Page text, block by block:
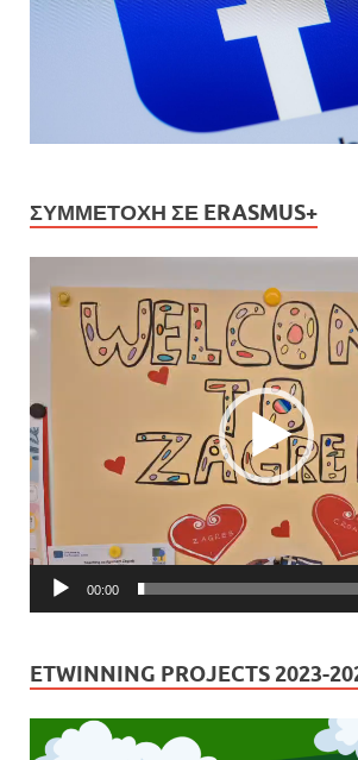
ΣΥΜΜΕΤΟΧΉ ΣΕ ERASMUS+
Αναπαραγωγής
Βίντεο
00:00
ETWINNING PROJECTS 2023-